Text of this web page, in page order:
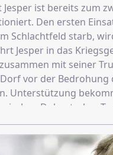
ist bereits zum
Den ersten
Schlachtfeld starb,
Jesper in das
mit seiner
vor der Bedrohung
Unterstützung
Dolmetscher
das Vertrauen der
Milizen zu gewinnen,
den Kulturen